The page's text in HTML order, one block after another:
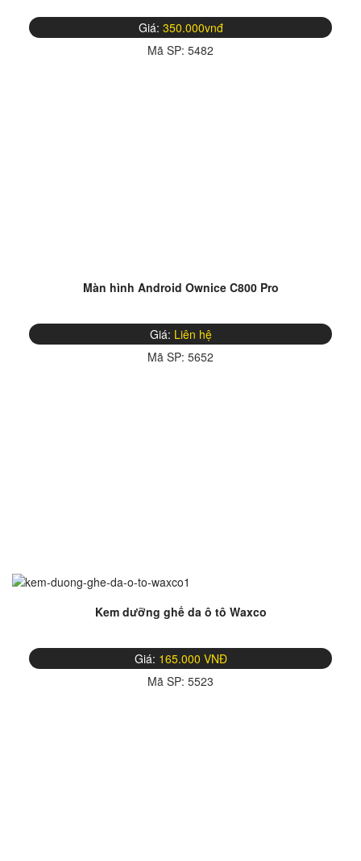
Giá: 350.000vnđ
Mã SP: 5482
Màn hình Android Ownice C800 Pro
Giá: Liên hệ
Mã SP: 5652
Kem dưỡng ghế da ô tô Waxco
Giá: 165.000 VNĐ
Mã SP: 5523